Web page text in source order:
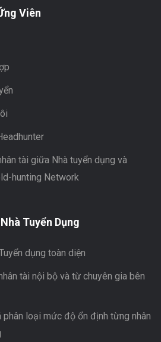
Viên
tài giữa Nhà tuyển dụng và
hunting Network
Tuyển Dụng
dụng toàn diện
tài nội bộ và từ chuyên gia bên
phân loại mức độ ổn định từng nhân